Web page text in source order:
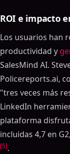
ROI e impacto
Los usuarios han
productividad y
SalesMind AI.
Policereports.ai,
"tres veces más
LinkedIn
plataforma
incluidas 4,7 en
[5].